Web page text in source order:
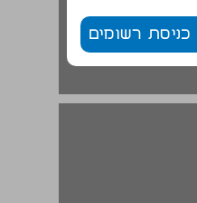
כניסת רשומים